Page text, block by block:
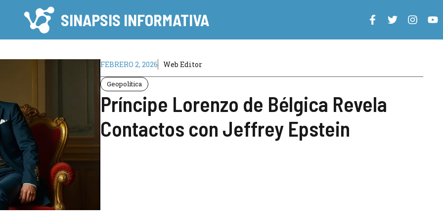
SINAPSIS INFORMATIVA
FEBRERO 2, 2026 Web Editor
Geopolítica
Príncipe Lorenzo de Bélgica Revela
Contactos con Jeffrey Epstein